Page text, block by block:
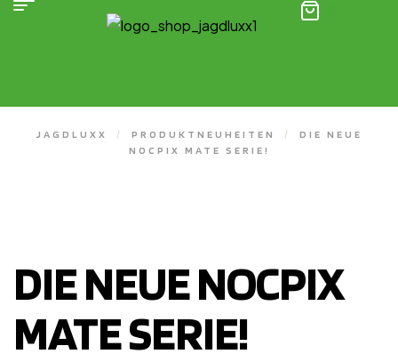
JAGDLUXX / PRODUKTNEUHEITEN /
DIE NEUE
NOCPIX MATE SERIE!
DIE NEUE NOCPIX
MATE SERIE!